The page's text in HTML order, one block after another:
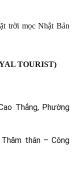
trời mọc Nhật Bản
TOURIST)
Thắng, Phường
thân – Công